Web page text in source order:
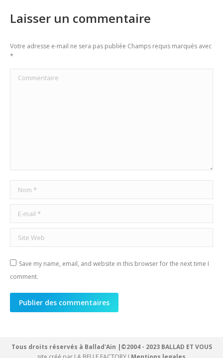
Laisser un commentaire
Votre adresse e-mail ne sera pas publiée Champs requis marqués avec
*
Commentaire
Nom *
E-mail *
Site Web
Save my name, email, and website in this browser for the next time I
comment.
Publier des commentaires
Tous droits réservés à Ballad'Ain |©2004 - 2023 BALLAD ET VOUS